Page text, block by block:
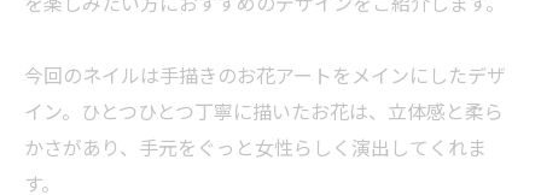
今回のネイルは手描きのお花アートをメインにしたデザ
イン。ひとつひとつ丁寧に描いたお花は、立体感と柔ら
かさがあり、手元をぐっと女性らしく演出してくれま
す。